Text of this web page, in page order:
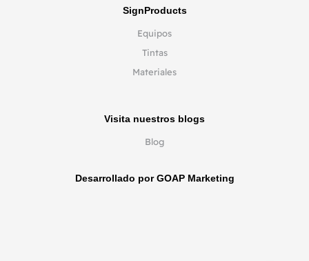
SignProducts
Equipos
Tintas
Materiales
Desarrollado por GOAP Marketing
Visita nuestros blogs
Blog